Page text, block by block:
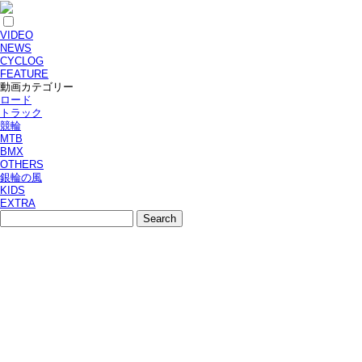
VIDEO
NEWS
CYCLOG
FEATURE
動画カテゴリー
ロード
トラック
競輪
MTB
BMX
OTHERS
銀輪の風
KIDS
EXTRA